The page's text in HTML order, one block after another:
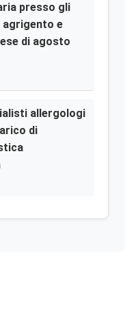
presso gli
e
di agosto
allergologi
di